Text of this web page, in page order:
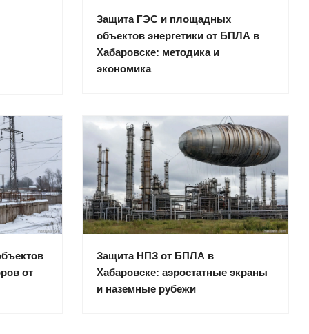
Защита ГЭС и площадных
объектов энергетики от БПЛА в
Хабаровске: методика и
экономика
от
Защита НПЗ от БПЛА в
Хабаровске: аэростатные экраны
и наземные рубежи